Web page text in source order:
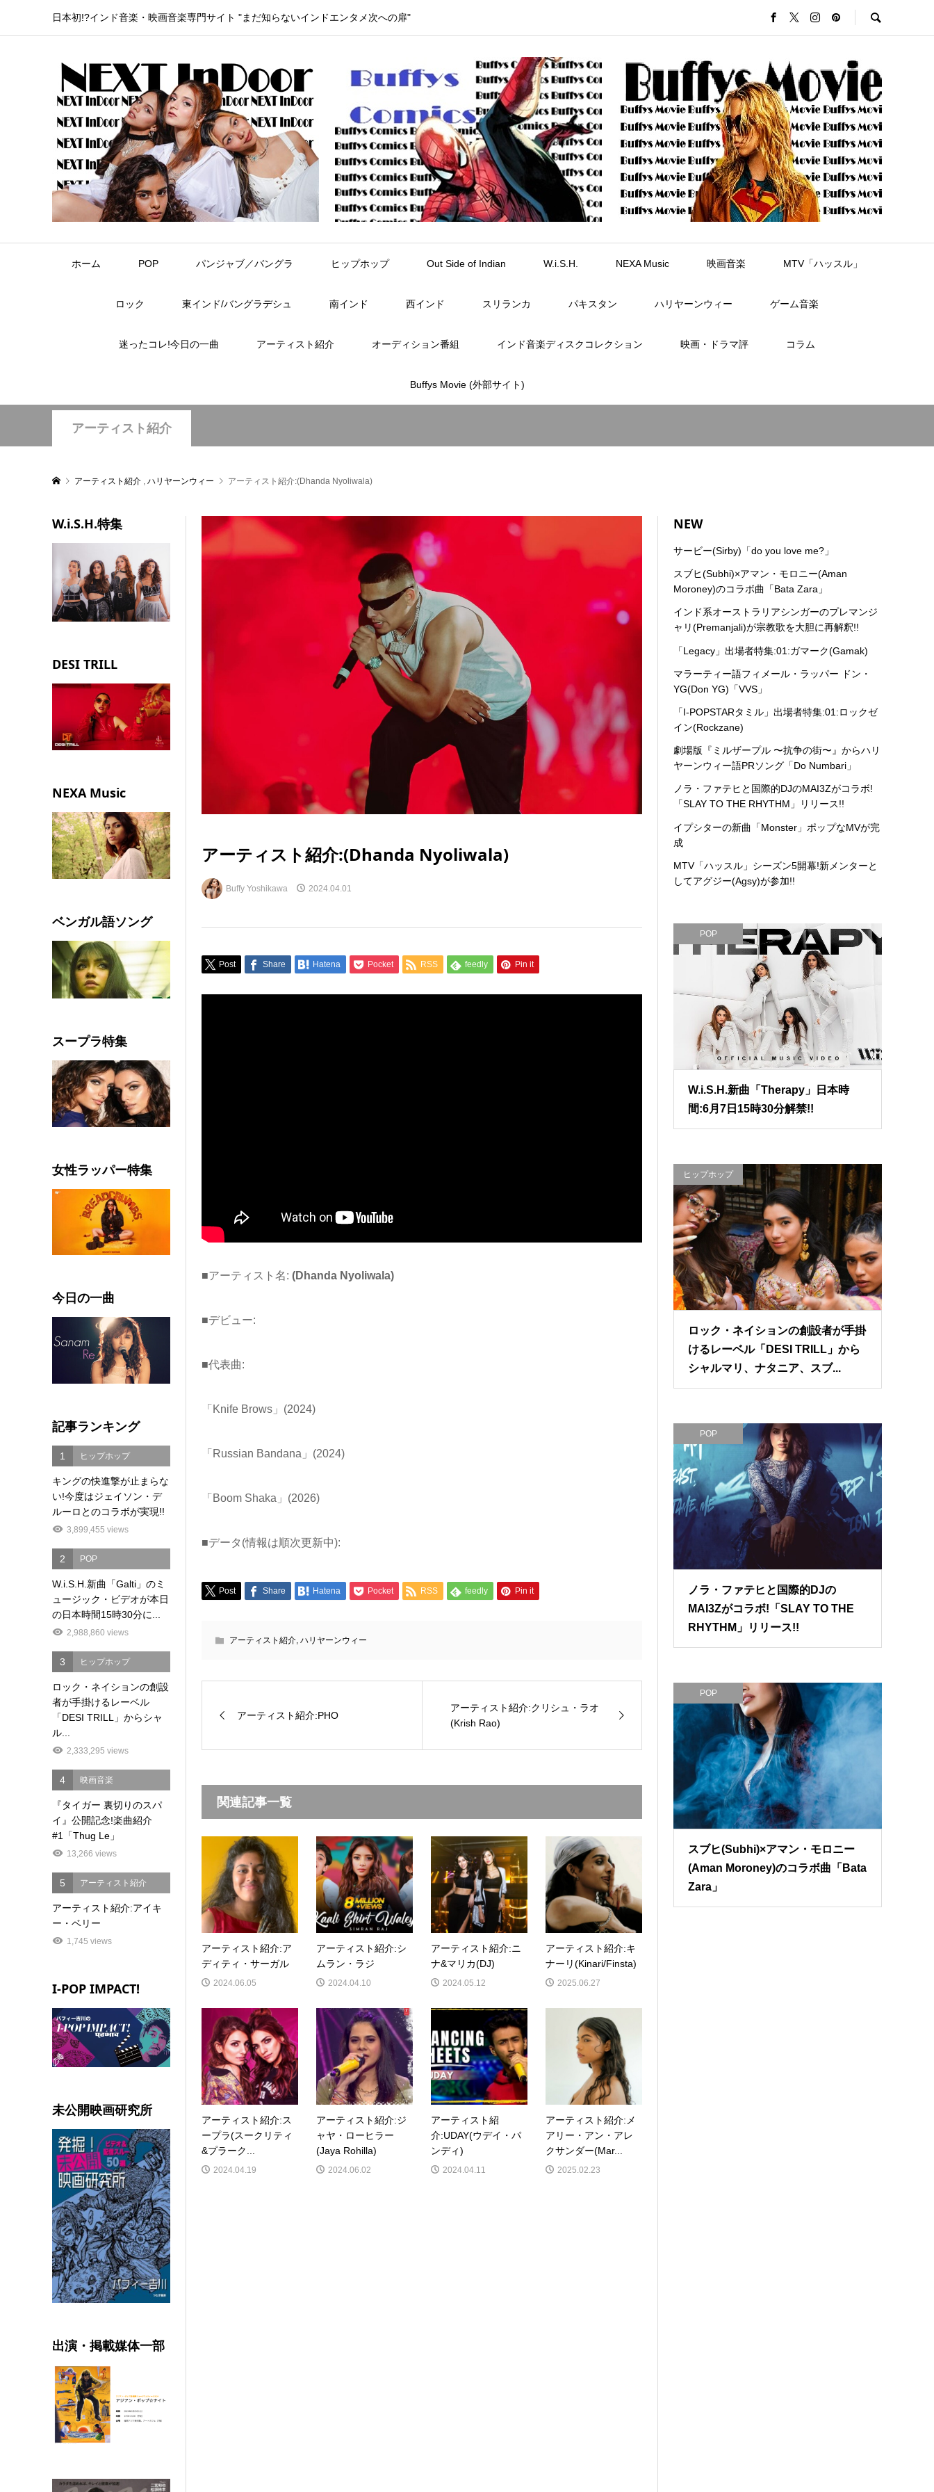
日本初!?インド音楽・映画音楽専門サイト "まだ知らないインドエンタメ次への扉"
ホーム POP パンジャブ／バングラ ヒップホップ Out Side of Indian W.i.S.H. NEXA Music 映画音楽 MTV「ハッスル」
ロック 東インド/バングラデシュ 南インド 西インド スリランカ パキスタン ハリヤーンウィー ゲーム音楽
迷ったコレ!今日の一曲 アーティスト紹介 オーディション番組 インド音楽ディスクコレクション 映画・ドラマ評 コラム
Buffys Movie (外部サイト)
アーティスト紹介
アーティスト紹介 , ハリヤーンウィー アーティスト紹介:(Dhanda Nyoliwala)
アーティスト紹介:(Dhanda Nyoliwala)
Buffy Yoshikawa 2024.04.01
Post Share Hatena Pocket RSS feedly Pin it
■アーティスト名: (Dhanda Nyoliwala)
■デビュー:
■代表曲:
「Knife Brows」(2024)
「Russian Bandana」(2024)
「Boom Shaka」(2026)
■データ(情報は順次更新中):
Post Share Hatena Pocket RSS feedly Pin it
アーティスト紹介, ハリヤーンウィー
アーティスト紹介:PHO
アーティスト紹介:クリシュ・ラオ
(Krish Rao)
関連記事一覧
アーティスト紹介:ア
ディティ・サーガル
2024.06.05
アーティスト紹介:シ
ムラン・ラジ
2024.04.10
アーティスト紹介:ニ
ナ&マリカ(DJ)
2024.05.12
アーティスト紹介:キ
ナーリ(Kinari/Finsta)
2025.06.27
アーティスト紹介:ス
ープラ(スークリティ
&プラーク...
2024.04.19
アーティスト紹介:ジ
ャヤ・ローヒラー
(Jaya Rohilla)
2024.06.02
アーティスト紹
介:UDAY(ウデイ・パ
ンディ)
2024.04.11
アーティスト紹介:メ
アリー・アン・アレ
クサンダー(Mar...
2025.02.23
W.i.S.H.特集
DESI TRILL
NEXA Music
ベンガル語ソング
スープラ特集
女性ラッパー特集
今日の一曲
記事ランキング
1 ヒップホップ
キングの快進撃が止まらな
い!今度はジェイソン・デ
ルーロとのコラボが実現!!
3,899,455 views
2 POP
W.i.S.H.新曲「Galti」のミ
ュージック・ビデオが本日
の日本時間15時30分に...
2,988,860 views
3 ヒップホップ
ロック・ネイションの創設
者が手掛けるレーベル
「DESI TRILL」からシャ
ル...
2,333,295 views
4 映画音楽
『タイガー 裏切りのスパ
イ』公開記念!楽曲紹介
#1「Thug Le」
13,266 views
5 アーティスト紹介
アーティスト紹介:アイキ
ー・ベリー
1,745 views
I-POP IMPACT!
未公開映画研究所
出演・掲載媒体一部
NEW
サービー(Sirby)「do you love me?」
スブヒ(Subhi)×アマン・モロニー(Aman
Moroney)のコラボ曲「Bata Zara」
インド系オーストラリアシンガーのプレマンジ
ャリ(Premanjali)が宗教歌を大胆に再解釈!!
「Legacy」出場者特集:01:ガマーク(Gamak)
マラーティー語フィメール・ラッパー ドン・
YG(Don YG)「VVS」
「I-POPSTARタミル」出場者特集:01:ロックゼ
イン(Rockzane)
劇場版『ミルザープル 〜抗争の街〜』からハリ
ヤーンウィー語PRソング「Do Numbari」
ノラ・ファテヒと国際的DJのMAI3Zがコラボ!
「SLAY TO THE RHYTHM」リリース!!
イプシターの新曲「Monster」ポップなMVが完
成
MTV「ハッスル」シーズン5開幕!新メンターと
してアグジー(Agsy)が参加!!
POP
W.i.S.H.新曲「Therapy」日本時
間:6月7日15時30分解禁!!
ヒップホップ
ロック・ネイションの創設者が手掛
けるレーベル「DESI TRILL」から
シャルマリ、ナタニア、スブ...
POP
ノラ・ファテヒと国際的DJの
MAI3Zがコラボ!「SLAY TO THE
RHYTHM」リリース!!
POP
スブヒ(Subhi)×アマン・モロニー
(Aman Moroney)のコラボ曲「Bata
Zara」